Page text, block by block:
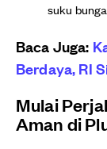
suku
Baca Juga:
Berdaya, RI
Mulai
Aman di